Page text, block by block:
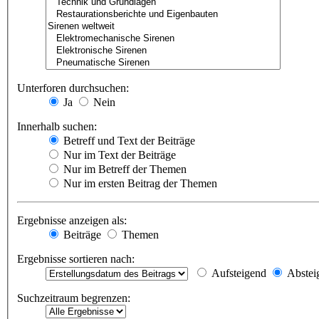
Unterforen durchsuchen:
Ja
Nein
Innerhalb suchen:
Betreff und Text der Beiträge
Nur im Text der Beiträge
Nur im Betreff der Themen
Nur im ersten Beitrag der Themen
Ergebnisse anzeigen als:
Beiträge
Themen
Ergebnisse sortieren nach:
Aufsteigend
Suchzeitraum begrenzen: